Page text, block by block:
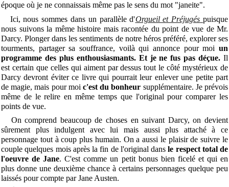
époque où je ne connaissais même pas le sens du mot "janeite".
Ici, nous sommes dans un parallèle d'Orgueil et Préjugés puisque
nous suivons la même histoire mais racontée du point de vue de Mr.
Darcy. Plonger dans les sentiments de notre héros préféré, explorer ses
tourments, partager sa souffrance, voilà qui annonce pour moi un
programme des plus enthousiasmants. Et je ne fus pas déçue. Il
est certain que celles qui aiment par dessus tout le côté mystérieux de
Darcy devront éviter ce livre qui pourrait leur enlever une petite part
de magie, mais pour moi c'est du bonheur supplémentaire. Je prévois
même de le relire en même temps que l'original pour comparer les
points de vue.
On comprend beaucoup de choses en suivant Darcy, on devient
sûrement plus indulgent avec lui mais aussi plus attaché à ce
personnage tout à coup plus humain. On a aussi le plaisir de suivre le
couple quelques mois après la fin de l'original dansle respect total de
l'oeuvre de Jane. C'est comme un petit bonus bien ficelé et qui en
plus donne une deuxième chance à certains personnages quelque peu
laissés pour compte par Jane Austen.